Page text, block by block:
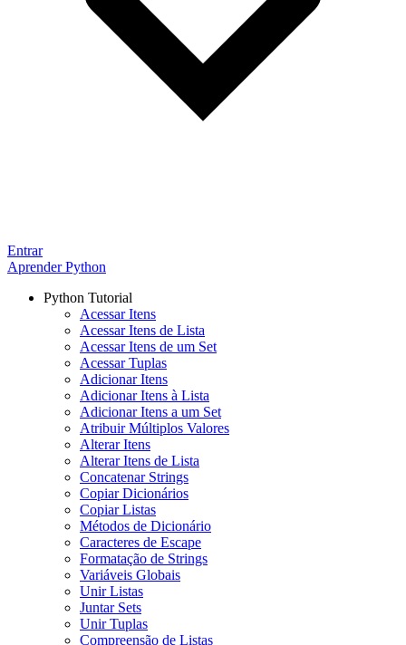
Entrar
Aprender Python
Python Tutorial
Acessar Itens
Acessar Itens de Lista
Acessar Itens de um Set
Acessar Tuplas
Adicionar Itens
Adicionar Itens à Lista
Adicionar Itens a um Set
Atribuir Múltiplos Valores
Alterar Itens
Alterar Itens de Lista
Concatenar Strings
Copiar Dicionários
Copiar Listas
Métodos de Dicionário
Caracteres de Escape
Formatação de Strings
Variáveis Globais
Unir Listas
Juntar Sets
Unir Tuplas
Compreensão de Listas